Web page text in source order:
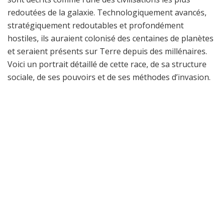
redoutées de la galaxie. Technologiquement avancés,
stratégiquement redoutables et profondément
hostiles, ils auraient colonisé des centaines de planètes
et seraient présents sur Terre depuis des millénaires.
Voici un portrait détaillé de cette race, de sa structure
sociale, de ses pouvoirs et de ses méthodes d’invasion.